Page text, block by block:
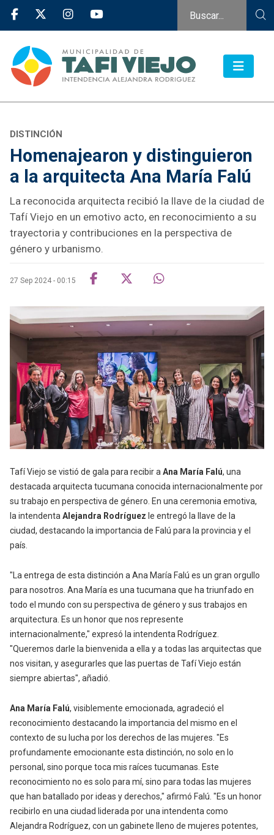
DISTINCIÓN
Homenajearon y distinguieron
a la arquitecta Ana María Falú
La reconocida arquitecta recibió la llave de la ciudad de
Tafí Viejo en un emotivo acto, en reconocimiento a su
trayectoria y contribuciones en la perspectiva de
género y urbanismo.
27 Sep 2024 - 00:15
Tafí Viejo se vistió de gala para recibir aAna María Falú, una
destacada arquitecta tucumana conocida internacionalmente por
su trabajo en perspectiva de género. En una ceremonia emotiva,
la intendentaAlejandra Rodríguez le entregó la llave de la
ciudad, destacando la importancia de Falú para la provincia y el
país.
"La entrega de esta distinción a Ana María Falú es un gran orgullo
para nosotros. Ana María es una tucumana que ha triunfado en
todo el mundo con su perspectiva de género y sus trabajos en
arquitectura. Es un honor que nos represente
internacionalmente," expresó laintendenta Rodríguez.
"Queremos darle la bienvenida a ella y a todas las arquitectas que
nos visitan, y asegurarles que las puertas de Tafí Viejo están
siempre abiertas", añadió.
Ana María Falú, visiblemente emocionada, agradeció el
reconocimiento destacando la importancia del mismo en el
contexto de su lucha por los derechos de las mujeres. "Es
profundamente emocionante esta distinción, no solo en lo
personal, sino porque toca mis raíces tucumanas. Este
reconocimiento no es solo para mí, sino para todas las mujeres
que han batallado por ideas y derechos," afirmó Falú. "Es un honor
recibirlo en una ciudad liderada por una intendenta como
Alejandra Rodríguez, con un gabinete lleno de mujeres potentes,